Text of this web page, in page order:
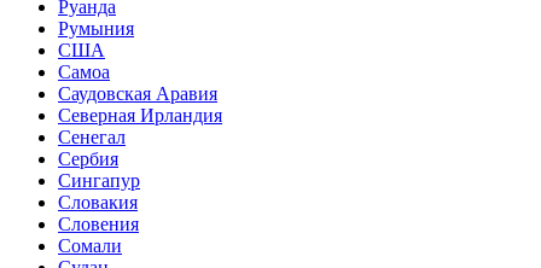
Руанда
Румыния
США
Самоа
Саудовская Аравия
Северная Ирландия
Сенегал
Сербия
Сингапур
Словакия
Словения
Сомали